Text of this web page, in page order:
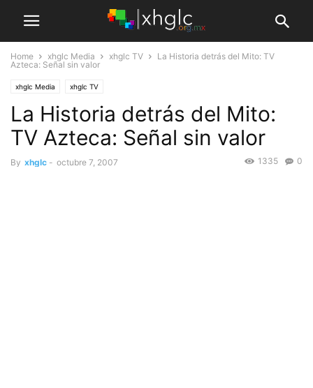
Home xhglc Media xhglc TV
La Historia detrás del Mito: TV
Azteca: Señal sin valor
xhglc Media xhglc TV
La Historia detrás del Mito:
TV Azteca: Señal sin valor
By xhglc - octubre 7, 2007 0
1335